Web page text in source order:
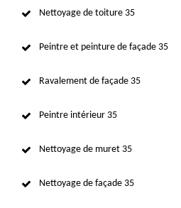
Nettoyage de toiture 35
Peintre et peinture de façade 35
Ravalement de façade 35
Peintre intérieur 35
Nettoyage de muret 35
Nettoyage de façade 35